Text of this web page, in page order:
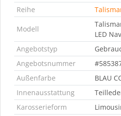
Reihe
Modell
LED
Angebotstyp
Angebotsnummer
Außenfarbe
BLAU
Innenausstattung
Karosserieform